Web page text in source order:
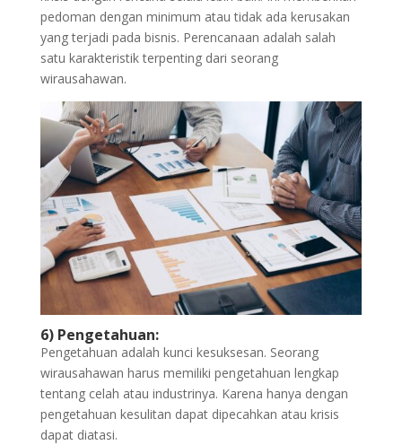
pedoman dengan minimum atau tidak ada kerusakan
yang terjadi pada bisnis. Perencanaan adalah salah
satu karakteristik terpenting dari seorang
wirausahawan.
6) Pengetahuan:
Pengetahuan adalah kunci kesuksesan. Seorang
wirausahawan harus memiliki pengetahuan lengkap
tentang celah atau industrinya. Karena hanya dengan
pengetahuan kesulitan dapat dipecahkan atau krisis
dapat diatasi.